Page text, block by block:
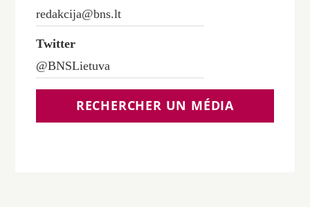
redakcija@bns.lt
Twitter
‎@BNSLietuva
RECHERCHER UN MÉDIA